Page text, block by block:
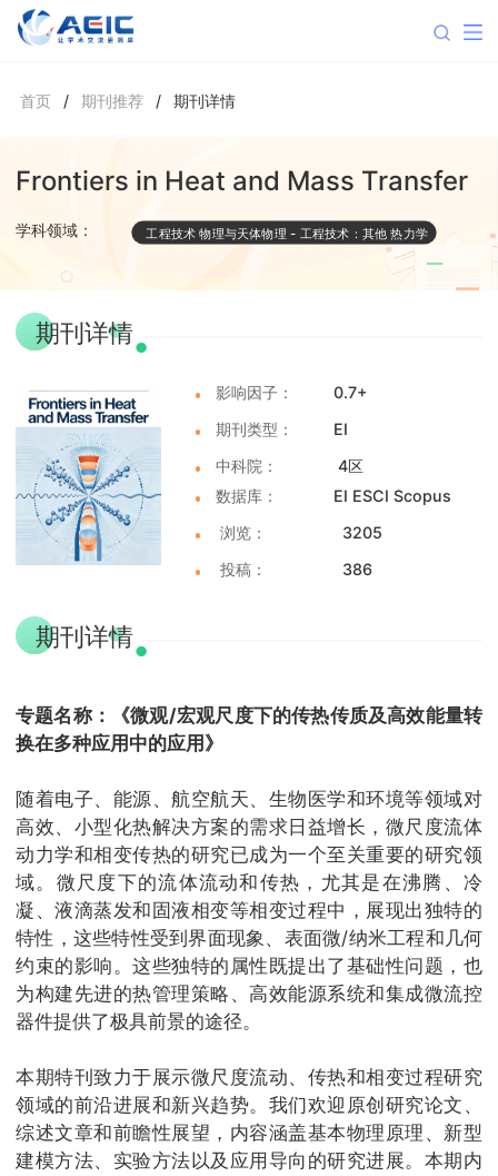
首页 / 期刊推荐 / 期刊详情
Frontiers in Heat and Mass Transfer
学科领域： 工程技术 物理与天体物理 - 工程技术：其他 热力学
期刊详情
影响因子：
0.7+
期刊类型：
EI
中科院：
4区
数据库：
EI ESCI Scopus
浏览：
3205
投稿：
386
期刊详情
专题名称：《微观/宏观尺度下的传热传质及高效能量转
换在多种应用中的应用》
随着电子、能源、航空航天、生物医学和环境等领域对
高效、小型化热解决方案的需求日益增长，微尺度流体
动力学和相变传热的研究已成为一个至关重要的研究领
域。微尺度下的流体流动和传热，尤其是在沸腾、冷
凝、液滴蒸发和固液相变等相变过程中，展现出独特的
特性，这些特性受到界面现象、表面微/纳米工程和几何
约束的影响。这些独特的属性既提出了基础性问题，也
为构建先进的热管理策略、高效能源系统和集成微流控
器件提供了极具前景的途径。
本期特刊致力于展示微尺度流动、传热和相变过程研究
领域的前沿进展和新兴趋势。我们欢迎原创研究论文、
综述文章和前瞻性展望，内容涵盖基本物理原理、新型
建模方法、实验方法以及应用导向的研究进展。本期内